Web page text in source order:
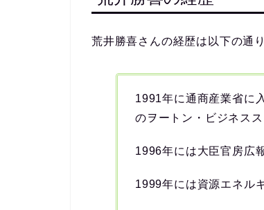
荒井勝喜さんの経歴は以下の通り
1991年に通商産業省に
のヲートン・ビジネス
1996年には大臣官房広
1999年には資源エネル